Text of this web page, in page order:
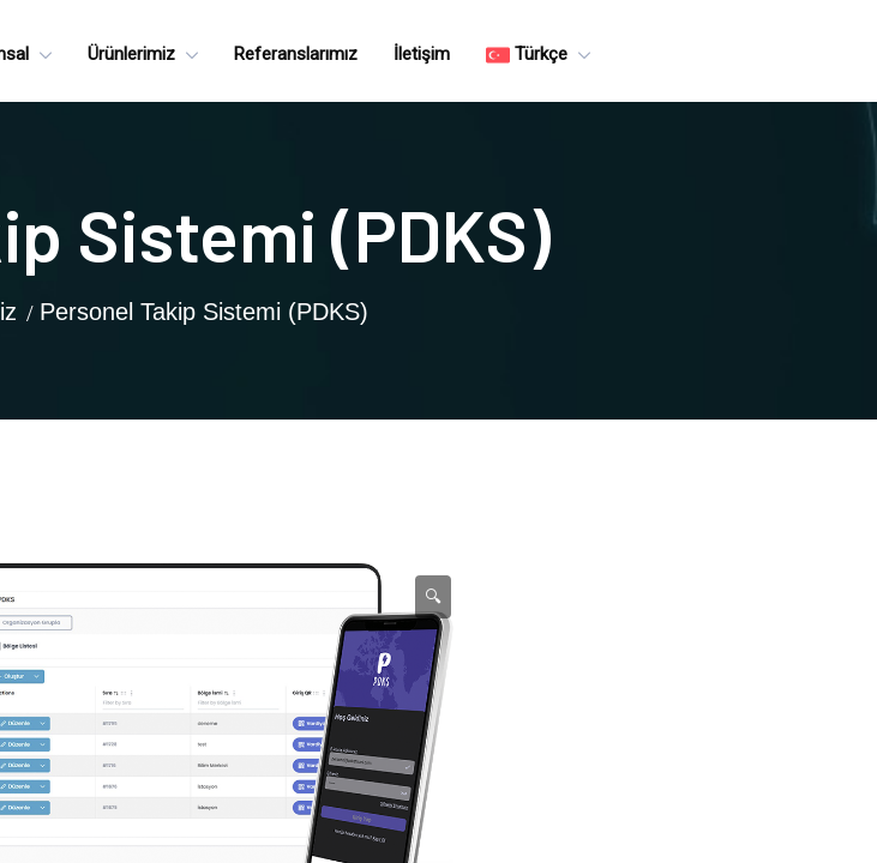
Sistemi (PDKS)
Personel Takip Sistemi (PDKS)
🔍
Ürünlerimiz Referanslarımız İletişim Türkçe